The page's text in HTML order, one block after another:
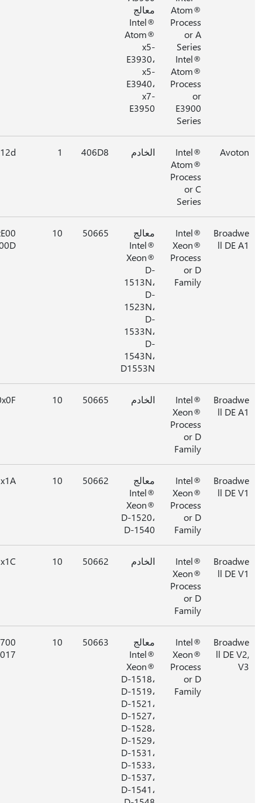
Atom®
Process
Series
Intel®
Atom®
Process
E3900
Series
معالج
Intel®
Atom®
E3930،
x5-
E3940،
E3950
Intel®
Atom®
Process
Series
الخادم 406D8
1
0x12d
ll DE
Intel®
Xeon®
Process
Family
معالج
Intel®
Xeon®
1513N،
1523N،
1533N،
1543N،
D1553N
50665
0xE00
000D
ll DE
Intel®
Xeon®
Process
Family
الخادم 50665
ll DE
Intel®
Xeon®
Process
Family
معالج
Intel®
Xeon®
D-1520،
D-1540
50662
0x1A
ll DE
Intel®
Xeon®
Process
Family
الخادم 50662
0x1C
ll DE
Intel®
Xeon®
Process
Family
معالج
Intel®
Xeon®
D-1518،
D-1519،
D-1521،
D-1527،
D-1528،
D-1529،
D-1531،
D-1533،
D-1537،
D-1541،
50663
0x700
0017